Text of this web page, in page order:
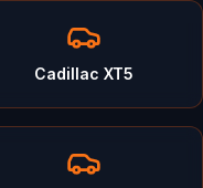
Cadillac XT5